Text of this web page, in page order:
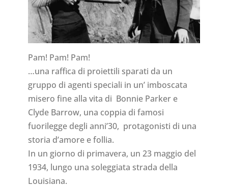
Pam! Pam! Pam!
…una raffica di proiettili sparati da un
gruppo di agenti speciali in un’ imboscata
misero fine alla vita di Bonnie Parker e
Clyde Barrow, una coppia di famosi
fuorilegge degli anni’30, protagonisti di una
storia d’amore e follia.
In un giorno di primavera, un 23 maggio del
1934, lungo una soleggiata strada della
Louisiana.